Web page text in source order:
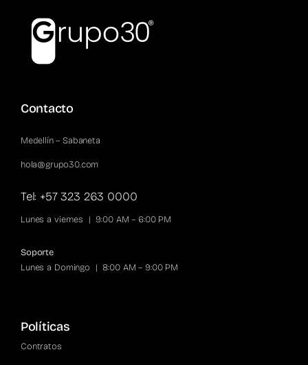
Contacto
Medellín – Sabaneta
hola@grupo30.com
Tel: +57 323 263 0000
Lunes a viernes | 9:00 AM – 6:00 PM
Soporte
Lunes a Domingo | 8:00 AM – 9:00 PM
Políticas
Contratos